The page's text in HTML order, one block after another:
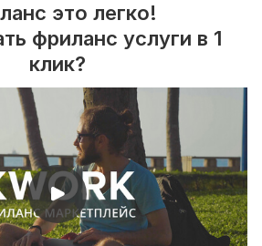
это легко!
фриланс услуги в 1
клик?